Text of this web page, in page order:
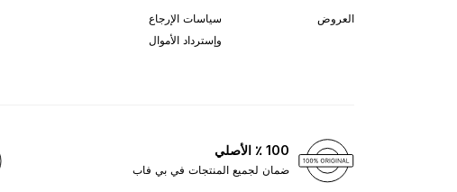
العروض
سياسات الإرجاع
وإسترداد الأموال
100 ٪ الأصلي
ضمان لجميع المنتجات في بي فاب